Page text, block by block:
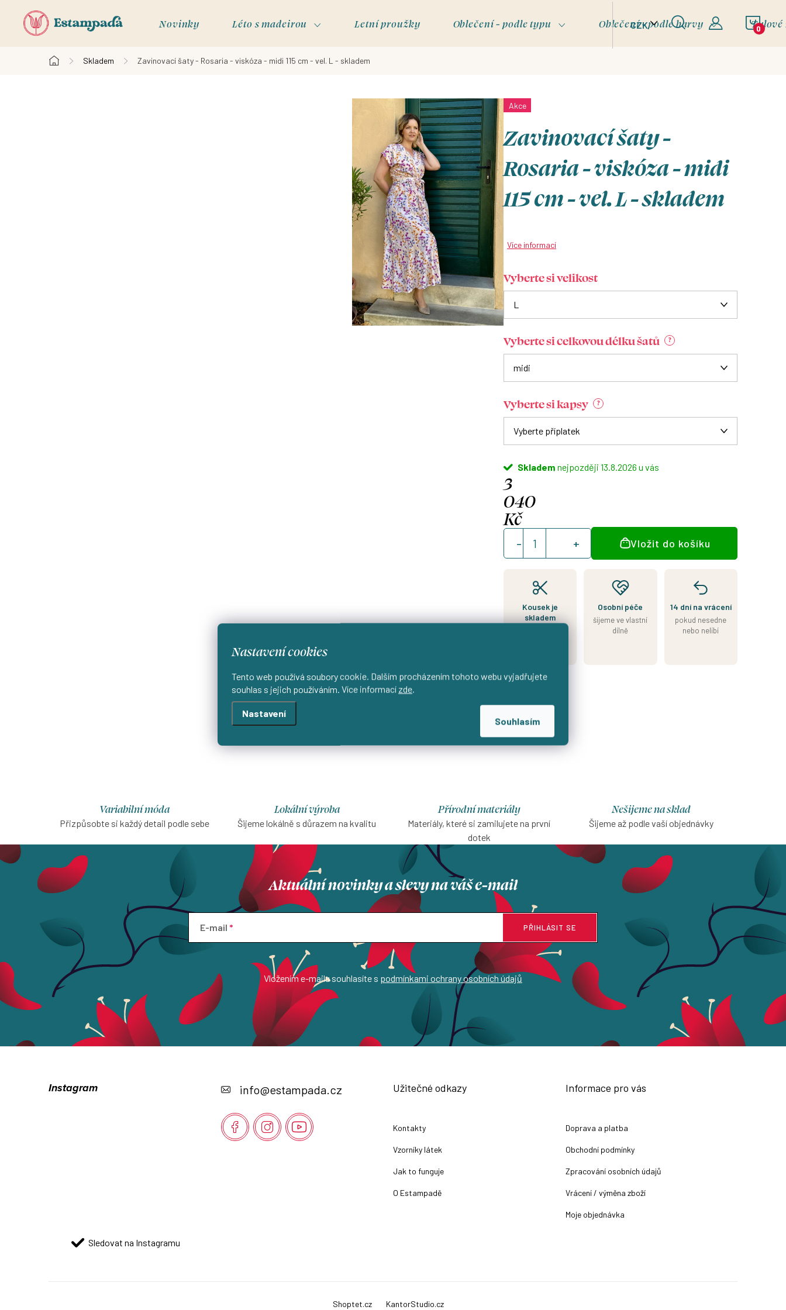
Nastavení cookies
Tento web používá soubory cookie. Dalším procházením tohoto webu vyjadřujete
souhlas s jejich používáním. Více informací zde.
Nastavení
Souhlasím
CZK
Novinky Léto s madeirou Letní proužky Oblečení - podle typu Oblečení - podle barvy
Domů
Skladem Zavinovací šaty - Rosaria - viskóza - midi 115 cm - vel. L - skladem
Akce
Zavinovací šaty -
Rosaria - viskóza - midi
115 cm - vel. L - skladem
Více informací
Vyberte si velikost
Vyberte si celkovou délku šatů ?
Vyberte si kapsy ?
Skladem 13.8.2026
3
040
Kč
Měrná
cena:
Vložit do košíku
Kousek je
skladem
Osobní péče
šijeme ve vlastní
dílně
14 dní na vrácení
pokud nesedne
nebo nelíbí
Variabilní móda
Přizpůsobte si každý detail podle sebe
Lokální výroba
Šijeme lokálně s důrazem na kvalitu
Přírodní materiály
Materiály, které si zamilujete na první
dotek
Nešijeme na sklad
Šijeme až podle vaší objednávky
Aktuální novinky a slevy na váš e-mail
E-mail
Vložením e-mailu souhlasíte s podmínkami ochrany osobních údajů
PŘIHLÁSIT SE
Instagram
Sledovat na Instagramu
info@estampada.cz Užitečné odkazy
Kontakty
Vzorníky látek
Jak to funguje
O Estampadě
Informace pro vás
Doprava a platba
Obchodní podmínky
Zpracování osobních údajů
Vrácení / výměna zboží
Moje objednávka
Shoptet.cz KantorStudio.cz